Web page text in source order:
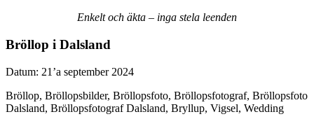
Enkelt och äkta – inga stela leenden
Bröllop i Dalsland
Datum: 21’a september 2024
Bröllop, Bröllopsbilder, Bröllopsfoto, Bröllopsfotograf, Bröllopsfoto
Dalsland, Bröllopsfotograf Dalsland, Bryllup, Vigsel, Wedding